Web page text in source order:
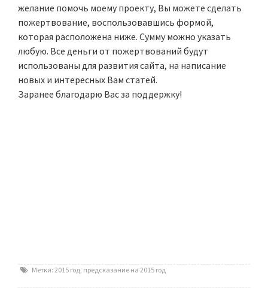
желание помочь моему проекту, Вы можете сделать
пожертвование, воспользовавшись формой,
которая расположена ниже. Сумму можно указать
любую. Все деньги от пожертвований будут
использованы для развития сайта, на написание
новых и интересных Вам статей.
Заранее благодарю Вас за поддержку!
Метки: 2015 год предсказание на 2015 год